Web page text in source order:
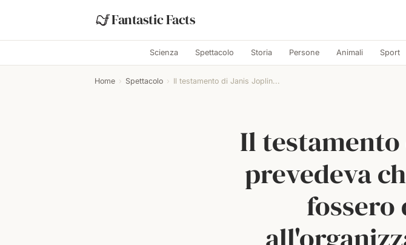
Fantastic Facts
Scienza Spettacolo Storia Persone Animali Sport
Home › Spettacolo › Il testamento di Janis Joplin...
Il
prevedeva